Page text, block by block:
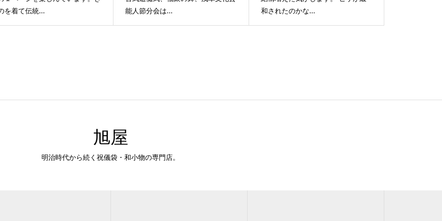
を着て伝統...
能人節分会は...
和されたのかな...
旭屋
明治時代から続く祝儀袋・和小物の専門店。